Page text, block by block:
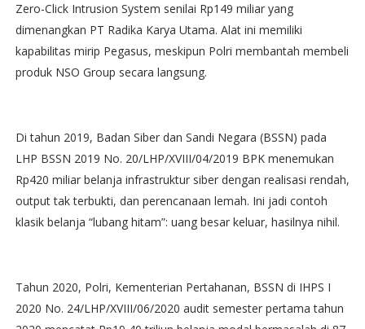
Zero-Click Intrusion System senilai Rp149 miliar yang
dimenangkan PT Radika Karya Utama. Alat ini memiliki
kapabilitas mirip Pegasus, meskipun Polri membantah membeli
produk NSO Group secara langsung.
Di tahun 2019, Badan Siber dan Sandi Negara (BSSN) pada
LHP BSSN 2019 No. 20/LHP/XVIII/04/2019 BPK menemukan
Rp420 miliar belanja infrastruktur siber dengan realisasi rendah,
output tak terbukti, dan perencanaan lemah. Ini jadi contoh
klasik belanja “lubang hitam”: uang besar keluar, hasilnya nihil.
Tahun 2020, Polri, Kementerian Pertahanan, BSSN di IHPS I
2020 No. 24/LHP/XVIII/06/2020 audit semester pertama tahun